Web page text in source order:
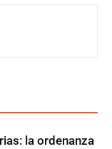
la ordenanza